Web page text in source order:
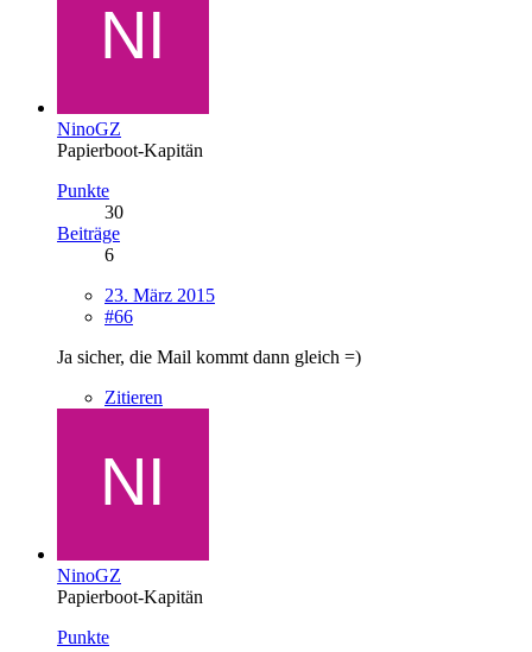
NinoGZ
Papierboot-Kapitän
Punkte
30
Beiträge
6
23. März 2015
#66
Ja sicher, die Mail kommt dann gleich =)
Zitieren
NinoGZ
Papierboot-Kapitän
Punkte